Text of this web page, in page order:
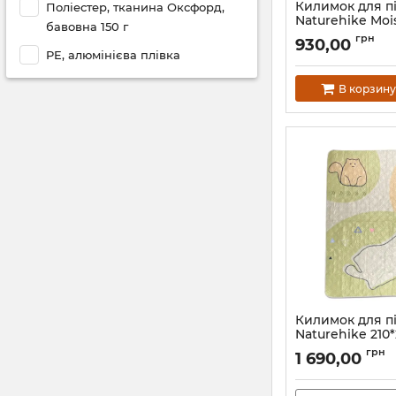
Поліестер, тканина Оксфорд,
бавовна 150 г
PE, алюмінієва плівка
Килимок для
Naturehike
Mat NH17D050-
р-р L
Артикул:7_58265
930,00 грн
В корзину
Килимок для
Naturehike
салатний
Артикул:7_68987
1 690,00 грн